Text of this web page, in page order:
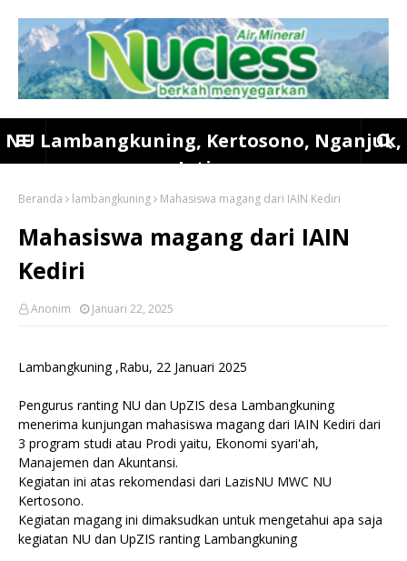
NU Lambangkuning, Kertosono, Nganjuk,
Jatim
Beranda lambangkuning Mahasiswa magang dari IAIN Kediri
Mahasiswa magang dari IAIN
Kediri
Anonim Januari 22, 2025
Lambangkuning ,Rabu, 22 Januari 2025
Pengurus ranting NU dan UpZIS desa Lambangkuning
menerima kunjungan mahasiswa magang dari IAIN Kediri dari
3 program studi atau Prodi yaitu, Ekonomi syari'ah,
Manajemen dan Akuntansi.
Kegiatan ini atas rekomendasi dari LazisNU MWC NU
Kertosono.
Kegiatan magang ini dimaksudkan untuk mengetahui apa saja
kegiatan NU dan UpZIS ranting Lambangkuning